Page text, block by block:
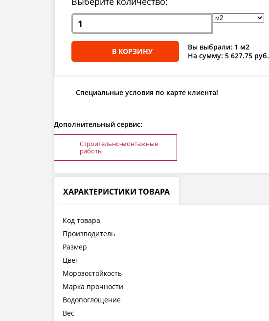
В КОРЗИНУ
Вы выбрали: 1 м2
На сумму: 5 627.75 руб.
Специальные условия по карте клиента!
Дополнительный сервис:
Строительно-монтажные
работы
ХАРАКТЕРИСТИКИ ТОВАРА
Код товара
Производитель
Размер
Цвет
Морозостойкость
Марка прочности
Водопоглощение
Вес